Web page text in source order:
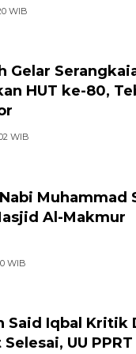
WIB
Gelar
HUT ke-80,
WIB
Muhammad
Al-Makmur
WIB
Said Iqbal Kritik
UU PPRT